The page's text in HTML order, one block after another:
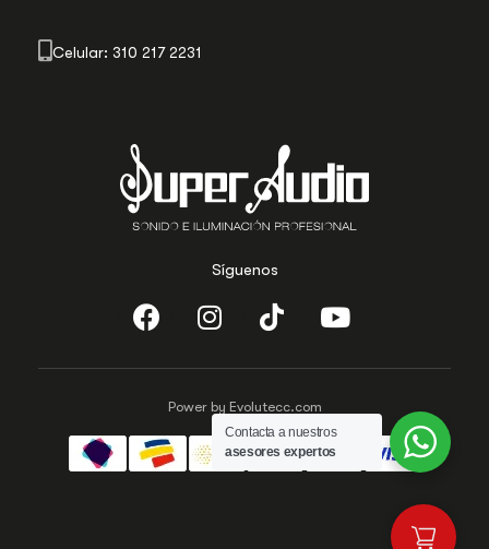
Síguenos
Celular: 310 217 2231
Power by Evolutecc.com
Contacta a nuestros
asesores expertos